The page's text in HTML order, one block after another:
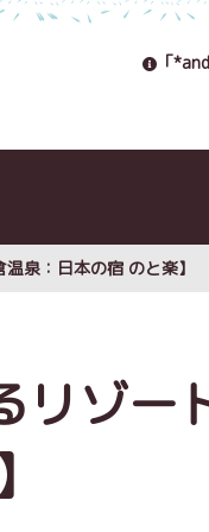
「
泉：日本の宿 のと楽】
リゾー